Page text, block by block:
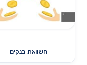
השוואת בנקים